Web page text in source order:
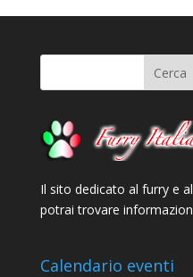
Il sito dedicato al furry e
potrai trovare
Calendario eventi